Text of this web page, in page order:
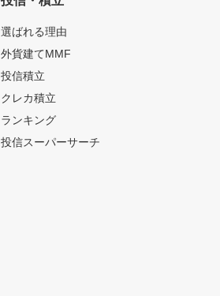
選ばれる理由
外貨建てMMF
投信積立
クレカ積立
ランキング
投信スーパーサーチ